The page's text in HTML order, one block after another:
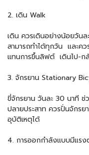
2. เดิน Walk
เดิน ควรเดินอย่างน้อยวัน
สามารถทำได้ทุกวัน และคว
แทนการขึ้นลิฟต์ เดินไป-ก
3. จักรยาน Stationary
ขี่จักรยาน วันละ 30 นาที ช่
ปลายประสาท ควรปั่นจักร
อุบัติเหตุได้
4. การออกกำลังแบบมีแร